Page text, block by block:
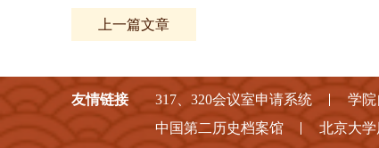
上一篇文章
友情链接 317、320会议室申请系统 学
中国第二历史档案馆
北京大